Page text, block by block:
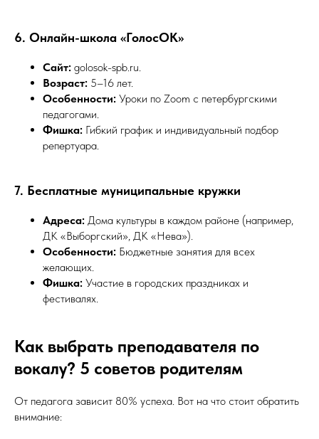
6. Онлайн-школа «ГолосOK»
Сайт: golosok-spb.ru.
Возраст: 5–16 лет.
Особенности: Уроки по Zoom с петербургскими
педагогами.
Фишка: Гибкий график и индивидуальный подбор
репертуара.
7. Бесплатные муниципальные кружки
Адреса: Дома культуры в каждом районе (например,
ДК «Выборгский», ДК «Нева»).
Особенности: Бюджетные занятия для всех
желающих.
Фишка: Участие в городских праздниках и
фестивалях.
Как выбрать преподавателя по
вокалу? 5 советов родителям
От педагога зависит 80% успеха. Вот на что стоит обратить
внимание: